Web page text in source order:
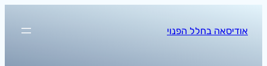
לתוכןאודיסאה בחלל הפנוי